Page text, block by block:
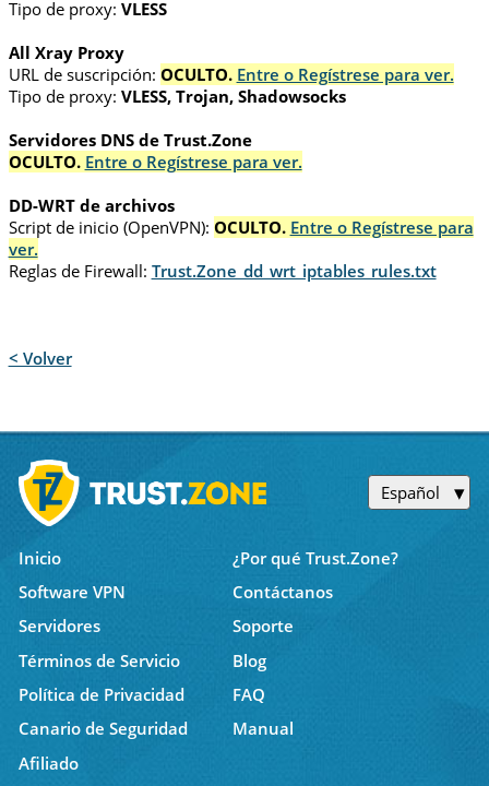
Tipo de proxy: VLESS
All Xray Proxy
URL de suscripción: OCULTO. Entre o Regístrese para ver.
Tipo de proxy: VLESS, Trojan, Shadowsocks
Servidores DNS de Trust.Zone
OCULTO. Entre o Regístrese para ver.
DD-WRT de archivos
Script de inicio (OpenVPN): OCULTO. Entre o Regístrese para
ver.
Reglas de Firewall: Trust.Zone_dd_wrt_iptables_rules.txt
< Volver
Español
Inicio
¿Por qué Trust.Zone?
Software VPN
Contáctanos
Servidores
Soporte
Términos de Servicio
Blog
Política de Privacidad
FAQ
Canario de Seguridad
Manual
Afiliado